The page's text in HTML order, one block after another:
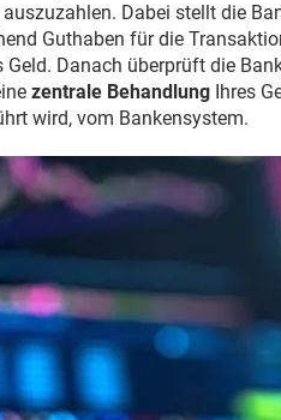
Dabei stellt die
Guthaben für die
Danach überprüft die
zentrale Behandlung Ihres
wird, vom Bankensystem.